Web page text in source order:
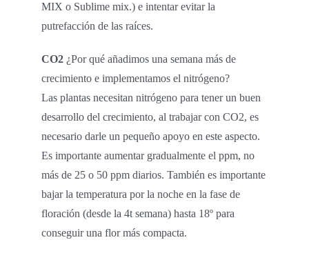
MIX o Sublime mix.) e intentar evitar la
putrefacción de las raíces.
CO2¿Por qué añadimos una semana más de
crecimiento e implementamos el nitrógeno?
Las plantas necesitan nitrógeno para tener un buen
desarrollo del crecimiento, al trabajar con CO2, es
necesario darle un pequeño apoyo en este aspecto.
Es importante aumentar gradualmente el ppm, no
más de 25 o 50 ppm diarios. También es importante
bajar la temperatura por la noche en la fase de
floración (desde la 4t semana) hasta 18º para
conseguir una flor más compacta.